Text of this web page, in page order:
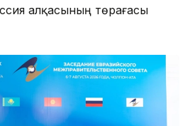
алқасының төрағасы